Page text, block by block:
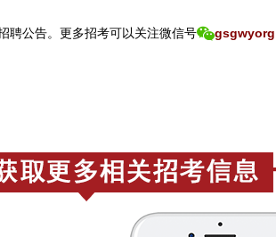
公告。 更多招考可以关注微信号 gsgwyorg